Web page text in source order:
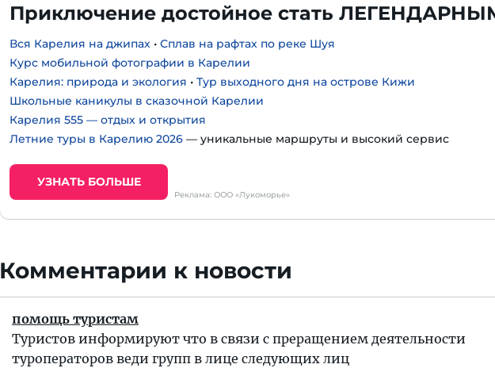
Приключение достойное стать
Вся Карелия на джипах • Сплав на рафтах по реке Шуя
Курс мобильной фотографии в Карелии
Карелия: природа и экология • Тур выходного дня на острове Кижи
Школьные каникулы в сказочной Карелии
Карелия 555 — отдых и открытия
Летние туры в Карелию 2026 — уникальные маршруты и высокий сервис
УЗНАТЬ БОЛЬШЕ
Реклама: ООО «Лукоморье»
Комментарии к новости
помощь туристам
Туристов информируют что в связи с преращением деятельности
туроператоров веди групп в лице следующих лиц